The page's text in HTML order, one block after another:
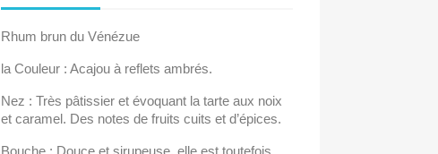
Rhum brun du Vénézue
la Couleur : Acajou à reflets ambrés.
Nez : Très pâtissier et évoquant la tarte aux noix
et caramel. Des notes de fruits cuits et d’épices.
Bouche : Douce et sirupeuse, elle est toutefois